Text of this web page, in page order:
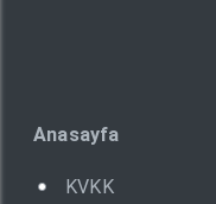
Anasayfa
KVKK